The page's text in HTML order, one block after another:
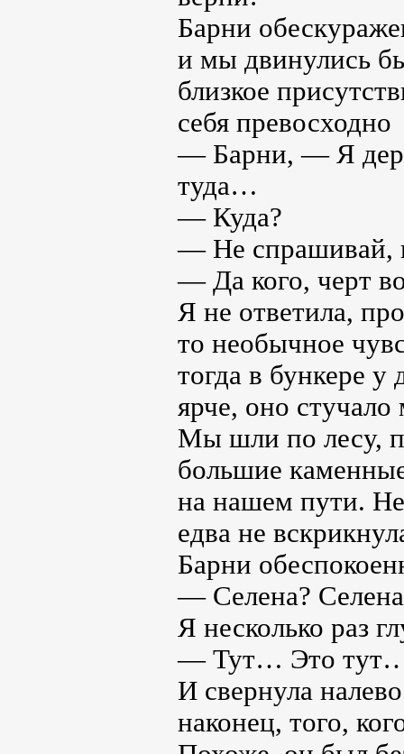
Барни
и мы двинулись
близкое
себя превосходно
— Барни, — Я
туда…
— Куда?
— Не спрашивай,
— Да кого, черт
Я не ответила,
то необычное
тогда в бункере
ярче, оно
Мы шли по лесу,
большие
на нашем пути.
едва не
Барни
— Селена?
Я несколько раз
— Тут… Это
И свернула
наконец, того,